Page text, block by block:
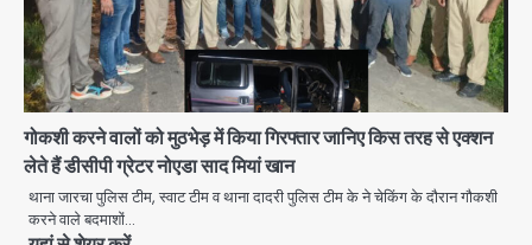
गोकशी करने वालों को मुठभेड़ में किया गिरफ्तार जानिए किस तरह से एक्शन
लेते हैं डीसीपी ग्रेटर नोएडा साद मियां खान
थाना जारचा पुलिस टीम, स्वाट टीम व थाना दादरी पुलिस टीम के ने चेकिंग के दौरान गौकशी
करने वाले बदमाशों…